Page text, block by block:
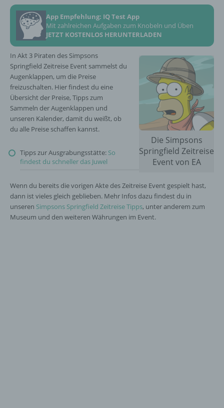
App Empfehlung: IQ Test App
Mit zahlreichen Aufgaben zum Knobeln und Üben
JETZT KOSTENLOS HERUNTERLADEN
Die Simpsons
Springfield Zeitreise
Event von EA
In Akt 3 Piraten des Simpsons
Springfield Zeitreise Event sammelst du
Augenklappen, um die Preise
freizuschalten. Hier findest du eine
Übersicht der Preise, Tipps zum
Sammeln der Augenklappen und
unseren Kalender, damit du weißt, ob
du alle Preise schaffen kannst.
Tipps zur Ausgrabungsstätte: So
findest du schneller das Juwel
Wenn du bereits die vorigen Akte des Zeitreise Event gespielt hast,
dann ist vieles gleich geblieben. Mehr Infos dazu findest du in
unseren Simpsons Springfield Zeitreise Tipps, unter anderem zum
Museum und den weiteren Währungen im Event.